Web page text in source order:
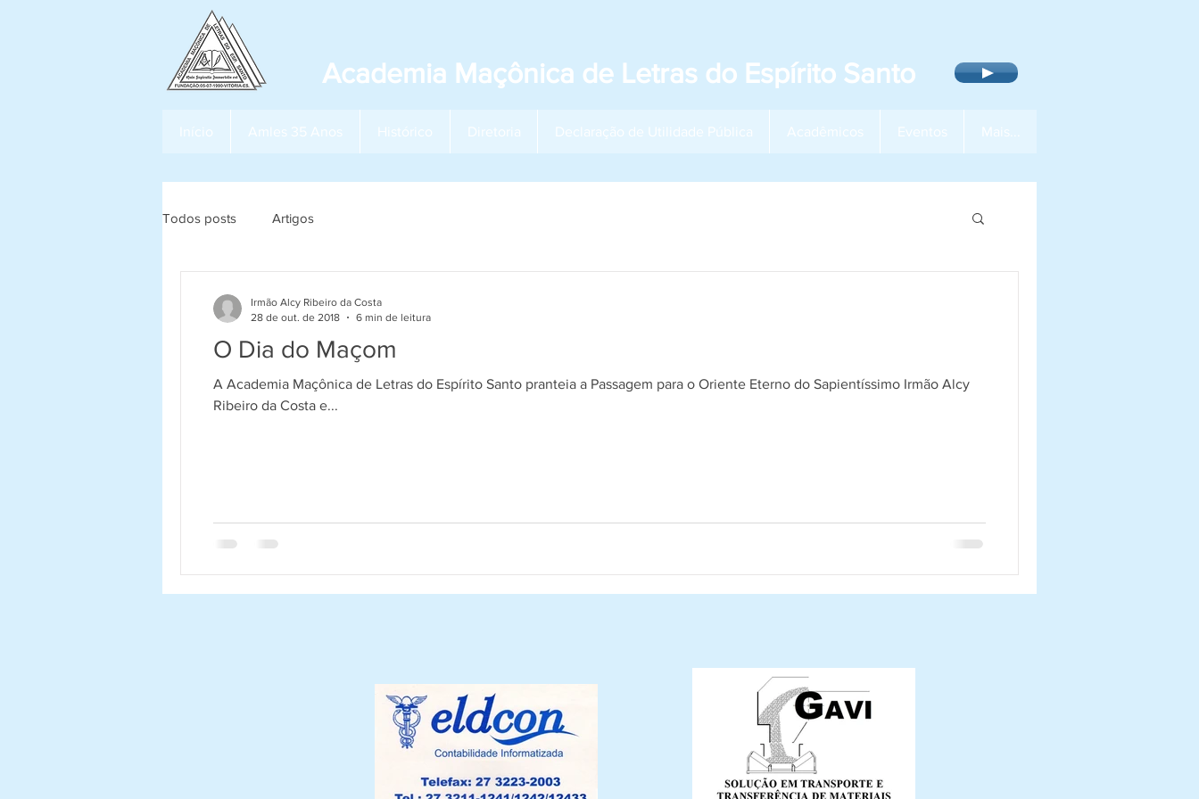
Academia Maçônica de Letras do Espírito Santo
Início Amles 35 Anos Histórico Diretoria Declaração de Utilidade Pública Acadêmicos Eventos Mais...
Todos posts Artigos
O Dia do Maçom
A Academia Maçônica de Letras do Espírito Santo pranteia a Passagem para o Oriente Eterno do Sapientíssimo Irmão Alcy
Ribeiro da Costa e...
Irmão Alcy Ribeiro da Costa
28 de out. de 2018
6 min de leitura